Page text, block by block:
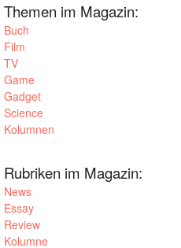
Themen im Magazin:
Buch
Film
TV
Game
Gadget
Science
Kolumnen
Rubriken im Magazin:
News
Essay
Review
Kolumne